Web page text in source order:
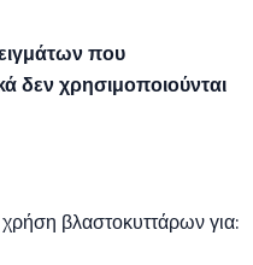
που
δεν χρησιμοποιούνται
βλαστοκυττάρων για: